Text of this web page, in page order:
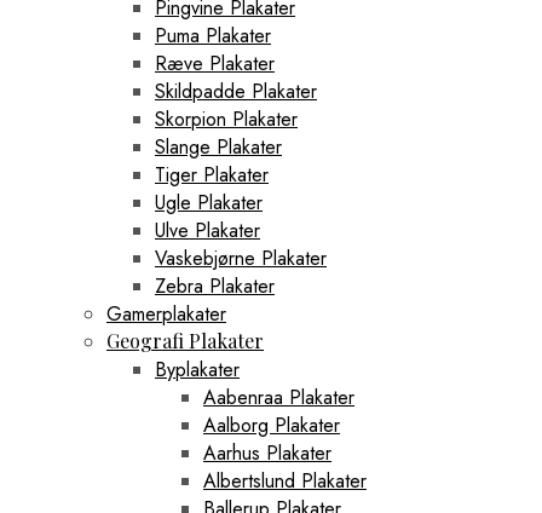
Pingvine Plakater
Puma Plakater
Ræve Plakater
Skildpadde Plakater
Skorpion Plakater
Slange Plakater
Tiger Plakater
Ugle Plakater
Ulve Plakater
Vaskebjørne Plakater
Zebra Plakater
Gamerplakater
Geografi Plakater
Byplakater
Aabenraa Plakater
Aalborg Plakater
Aarhus Plakater
Albertslund Plakater